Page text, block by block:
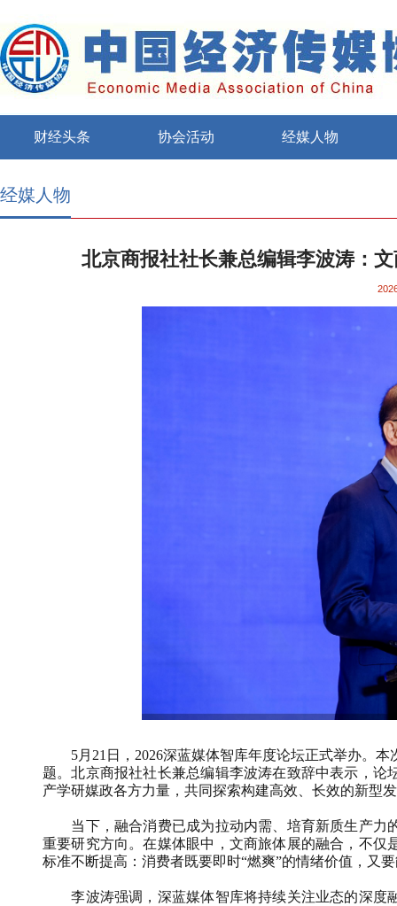
财经头条 协会活动 经媒人物
经媒人物
北京商报社社长兼总编辑李波涛：
5月21日，2026深蓝媒体智库年度论坛正式举办。本
题。北京商报社社长兼总编辑李波涛在致辞中表示，
产学研媒政各方力量，共同探索构建高效、长效的新型
当下，融合消费已成为拉动内需、培育新质生产力
重要研究方向。在媒体眼中，文商旅体展的融合，不
标准不断提高：消费者既要即时“燃爽”的情绪价值，又
李波涛强调，深蓝媒体智库将持续关注业态的深度